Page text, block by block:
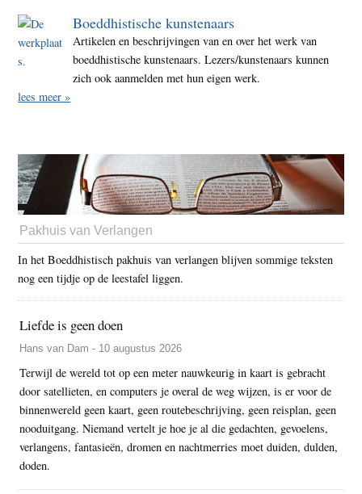
Boeddhistische kunstenaars
Artikelen en beschrijvingen van en over het werk van
boeddhistische kunstenaars. Lezers/kunstenaars kunnen
zich ook aanmelden met hun eigen werk.
lees meer »
Pakhuis van Verlangen
In het Boeddhistisch pakhuis van verlangen blijven sommige teksten
nog een tijdje op de leestafel liggen.
Liefde is geen doen
Hans van Dam - 10 augustus 2026
Terwijl de wereld tot op een meter nauwkeurig in kaart is gebracht
door satellieten, en computers je overal de weg wijzen, is er voor de
binnenwereld geen kaart, geen routebeschrijving, geen reisplan, geen
nooduitgang. Niemand vertelt je hoe je al die gedachten, gevoelens,
verlangens, fantasieën, dromen en nachtmerries moet duiden, dulden,
doden.